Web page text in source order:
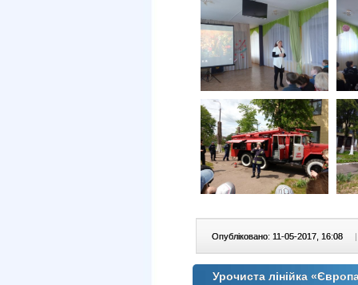
Опубліковано: 11-05-2017, 16:08
Урочиста лінійка